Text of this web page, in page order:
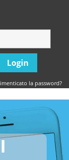
Login
la password?